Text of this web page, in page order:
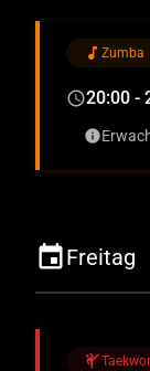
music_note Zumba
schedule20:00 -
info
eventFreitag
sports_martial_arts